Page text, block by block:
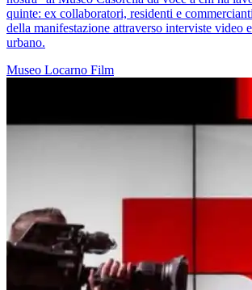
quinte: ex collaboratori, residenti e
della manifestazione attraverso interviste video
urbano.
Museo Locarno Film